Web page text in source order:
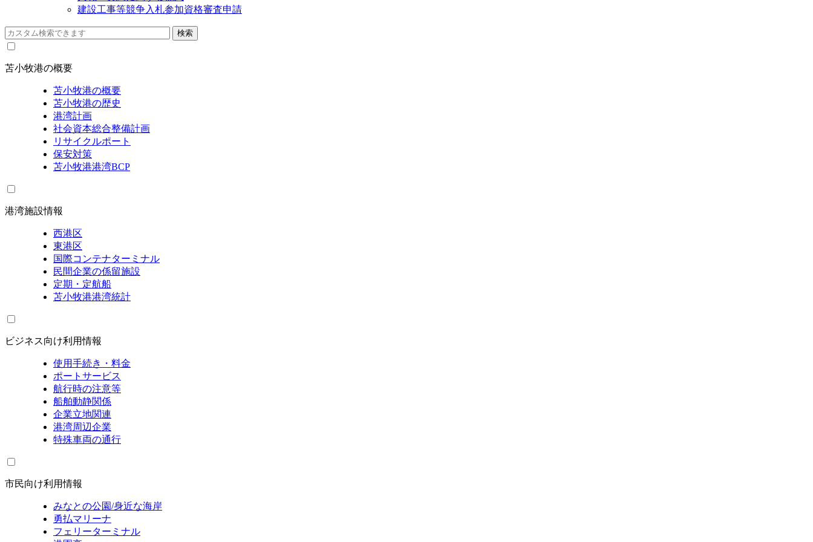
建設工事等競争入札参加資格審査申請
苫小牧港の概要
苫小牧港の概要
苫小牧港の歴史
港湾計画
社会資本総合整備計画
リサイクルポート
保安対策
苫小牧港港湾BCP
港湾施設情報
西港区
東港区
国際コンテナターミナル
民間企業の係留施設
定期・定航船
苫小牧港港湾統計
ビジネス向け利用情報
使用手続き・料金
ポートサービス
航行時の注意等
船舶動静関係
企業立地関連
港湾周辺企業
特殊車両の通行
市民向け利用情報
みなとの公園/身近な海岸
勇払マリーナ
フェリーターミナル